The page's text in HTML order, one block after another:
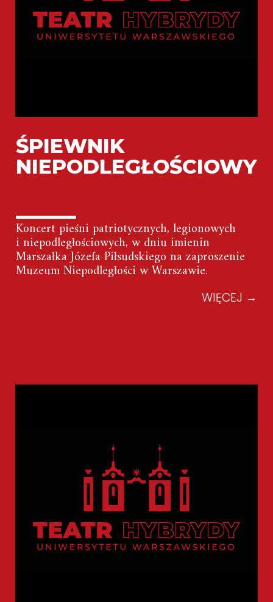
ŚPIEWNIK
NIEPODLEGŁOŚCIOWY
Koncert pieśni patriotycznych, legionowych
i niepodległościowych, w dniu imienin
Marszałka Józefa Piłsudskiego na zaproszenie
Muzeum Niepodległości w Warszawie.
WIĘCEJ →